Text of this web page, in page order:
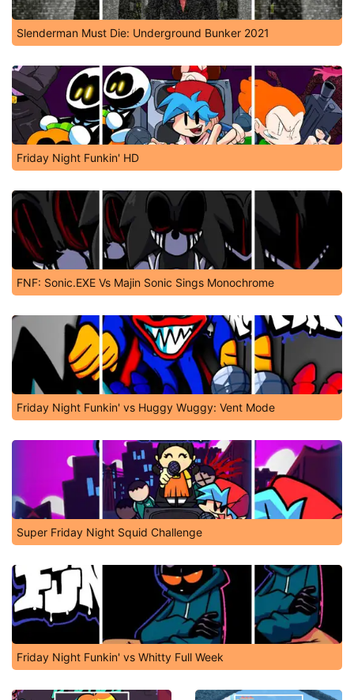
Slenderman Must Die: Underground Bunker 2021
Friday Night Funkin' HD
FNF: Sonic.EXE Vs Majin Sonic Sings Monochrome
Friday Night Funkin' vs Huggy Wuggy: Vent Mode
Super Friday Night Squid Challenge
Friday Night Funkin' vs Whitty Full Week